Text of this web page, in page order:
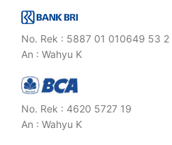
No. Rek : 5887 01 010649 53 2
An : Wahyu K
No. Rek : 4620 5727 19
An : Wahyu K